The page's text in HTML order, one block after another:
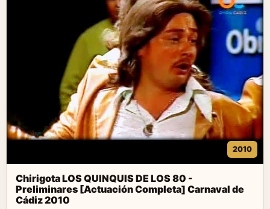
2010
Chirigota LOS QUINQUIS DE LOS 80 -
Preliminares [Actuación Completa] Carnaval de
Cádiz 2010